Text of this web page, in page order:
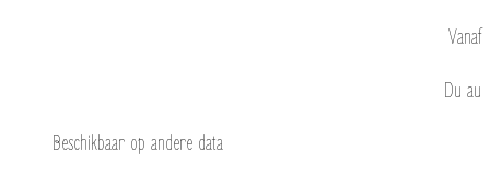
Vanaf
Du au
Beschikbaar op andere data